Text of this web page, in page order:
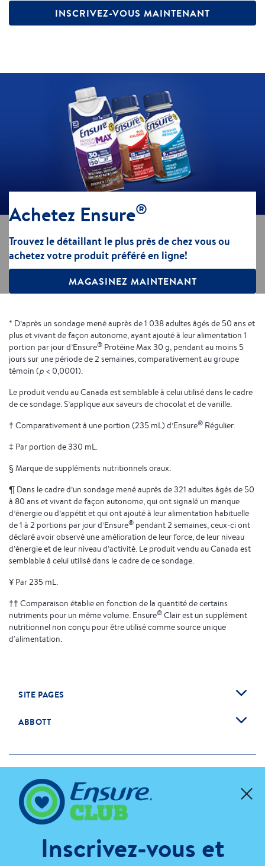
INSCRIVEZ-VOUS MAINTENANT
Achetez Ensure®
Trouvez le détaillant le plus près de chez vous ou
achetez votre produit préféré en ligne!
MAGASINEZ MAINTENANT
* D’après un sondage mené auprès de 1 038 adultes âgés de 50 ans et
plus et vivant de façon autonome, ayant ajouté à leur alimentation 1
portion par jour d’Ensure® Protéine Max 30 g, pendant au moins 5
jours sur une période de 2 semaines, comparativement au groupe
témoin (p < 0,0001).
Le produit vendu au Canada est semblable à celui utilisé dans le cadre
de ce sondage. S’applique aux saveurs de chocolat et de vanille.
† Comparativement à une portion (235 mL) d’Ensure® Régulier.
‡ Par portion de 330 mL.
§ Marque de suppléments nutritionnels oraux.
¶ Dans le cadre d’un sondage mené auprès de 321 adultes âgés de 50
à 80 ans et vivant de façon autonome, qui ont signalé un manque
d’énergie ou d’appétit et qui ont ajouté à leur alimentation habituelle
de 1 à 2 portions par jour d’Ensure® pendant 2 semaines, ceux-ci ont
déclaré avoir observé une amélioration de leur force, de leur niveau
d’énergie et de leur niveau d’activité. Le produit vendu au Canada est
semblable à celui utilisé dans le cadre de ce sondage.
¥ Par 235 mL.
†† Comparaison établie en fonction de la quantité de certains
nutriments pour un même volume. Ensure® Clair est un supplément
nutritionnel non conçu pour être utilisé comme source unique
d'alimentation.
Inscrivez-vous et
SITE PAGES
ABBOTT
Veuillez noter que l’information fournie sur ce site Web et par notre équipe de
Cookie Preferences